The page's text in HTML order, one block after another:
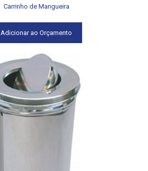
Carrinho de Mangueira
Adicionar ao Orçamento